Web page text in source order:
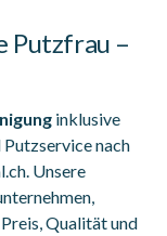
Putzfrau –
inklusive
Putzservice nach
Unsere
Qualität und